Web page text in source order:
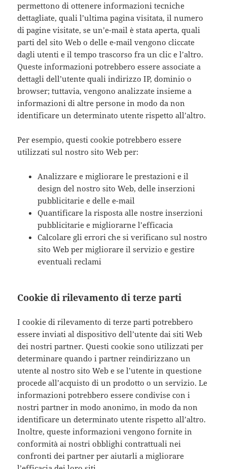
permettono di ottenere informazioni tecniche
dettagliate, quali l’ultima pagina visitata, il numero
di pagine visitate, se un’e-mail è stata aperta, quali
parti del sito Web o delle e-mail vengono cliccate
dagli utenti e il tempo trascorso fra un clic e l’altro.
Queste informazioni potrebbero essere associate a
dettagli dell’utente quali indirizzo IP, dominio o
browser; tuttavia, vengono analizzate insieme a
informazioni di altre persone in modo da non
identificare un determinato utente rispetto all’altro.
Per esempio, questi cookie potrebbero essere
utilizzati sul nostro sito Web per:
Analizzare e migliorare le prestazioni e il
design del nostro sito Web, delle inserzioni
pubblicitarie e delle e-mail
Quantificare la risposta alle nostre inserzioni
pubblicitarie e migliorarne l’efficacia
Calcolare gli errori che si verificano sul nostro
sito Web per migliorare il servizio e gestire
eventuali reclami
Cookie di rilevamento di terze parti
I cookie di rilevamento di terze parti potrebbero
essere inviati al dispositivo dell’utente dai siti Web
dei nostri partner. Questi cookie sono utilizzati per
determinare quando i partner reindirizzano un
utente al nostro sito Web e se l’utente in questione
procede all’acquisto di un prodotto o un servizio. Le
informazioni potrebbero essere condivise con i
nostri partner in modo anonimo, in modo da non
identificare un determinato utente rispetto all’altro.
Inoltre, queste informazioni vengono fornite in
conformità ai nostri obblighi contrattuali nei
confronti dei partner per aiutarli a migliorare